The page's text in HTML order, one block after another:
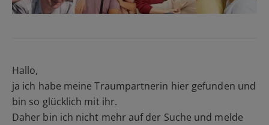
Hallo,
ja ich habe meine Traumpartnerin hier gefunden und
bin so glücklich mit ihr.
Daher bin ich nicht mehr auf der Suche und melde